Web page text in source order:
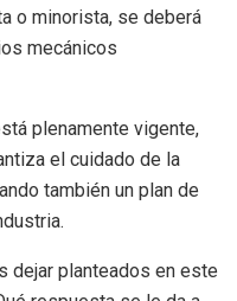
o minorista, se deberá
mecánicos
plenamente vigente,
el cuidado de la
también un plan de
dejar planteados en este